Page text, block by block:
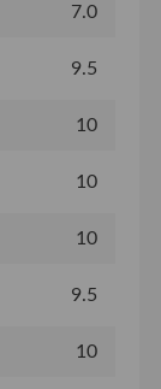
7.0
9.5
10
10
10
9.5
10